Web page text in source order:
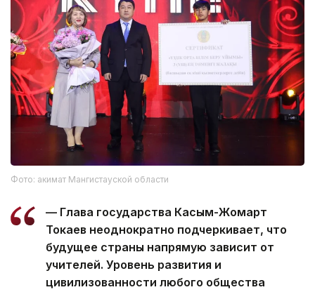
Фото: акимат Мангистауской области
— Глава государства Касым-Жомарт
Токаев неоднократно подчеркивает, что
будущее страны напрямую зависит от
учителей. Уровень развития и
цивилизованности любого общества